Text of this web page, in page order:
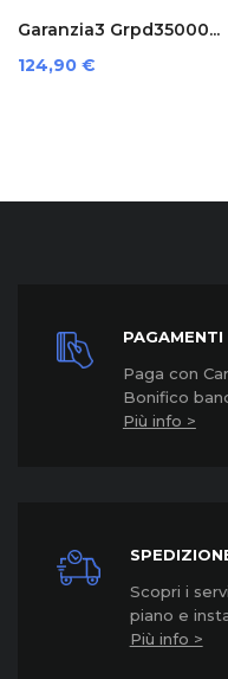
Paga con
Bonifico
Più info >
Scopri i
piano e
Più info >